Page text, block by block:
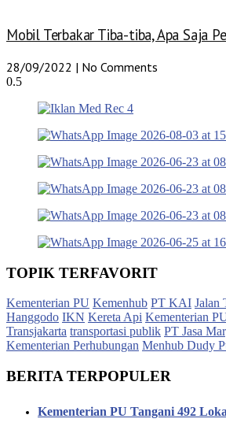
Mobil Terbakar Tiba-tiba, Apa Saja
28/09/2022 No Comments
TOPIK TERFAVORIT
Kementerian PU Kemenhub PT KAI Jalan
Hanggodo IKN Kereta Api Kementerian
Transjakarta transportasi publik PT Jasa
Kementerian Perhubungan Menhub Dudy
BERITA TERPOPULER
Kementerian PU Tangani 492